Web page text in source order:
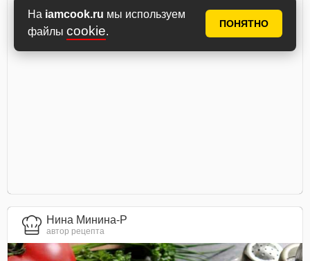
На iamcook.ru мы используем
файлы cookie.
ПОНЯТНО
Нина Минина-Р
автор рецепта